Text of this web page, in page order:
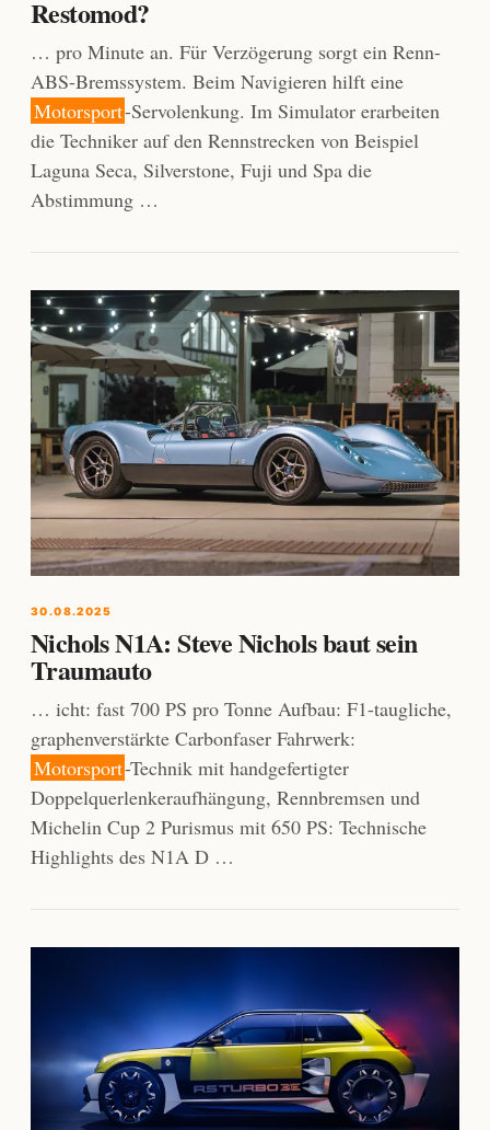
Restomod?
… pro Minute an. Für Verzögerung sorgt ein Renn-
ABS-Bremssystem. Beim Navigieren hilft eine
Motorsport-Servolenkung. Im Simulator erarbeiten
die Techniker auf den Rennstrecken von Beispiel
Laguna Seca, Silverstone, Fuji und Spa die
Abstimmung …
30.08.2025
Nichols N1A: Steve Nichols baut sein
Traumauto
… icht: fast 700 PS pro Tonne Aufbau: F1-taugliche,
graphenverstärkte Carbonfaser Fahrwerk:
Motorsport-Technik mit handgefertigter
Doppelquerlenkeraufhängung, Rennbremsen und
Michelin Cup 2 Purismus mit 650 PS: Technische
Highlights des N1A D …